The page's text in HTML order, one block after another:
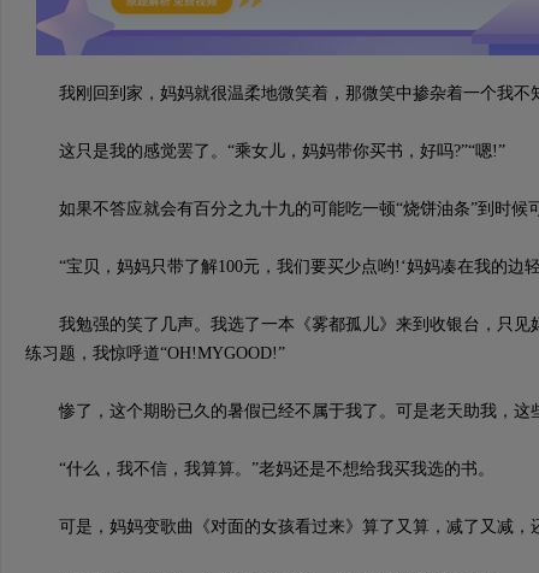
我刚回到家，妈妈就很温柔地微笑着，那微笑中掺杂着一个我不
这只是我的感觉罢了。“乘女儿，妈妈带你买书，好吗?”“嗯!”
如果不答应就会有百分之九十九的可能吃一顿“烧饼油条”到时候
“宝贝，妈妈只带了解100元，我们要买少点哟!‘妈妈凑在我的边
我勉强的笑了几声。我选了一本《雾都孤儿》来到收银台，只见
练习题，我惊呼道“OH!MYGOOD!”
惨了，这个期盼已久的暑假已经不属于我了。可是老天助我，这
“什么，我不信，我算算。”老妈还是不想给我买我选的书。
可是，妈妈变歌曲《对面的女孩看过来》算了又算，减了又减，